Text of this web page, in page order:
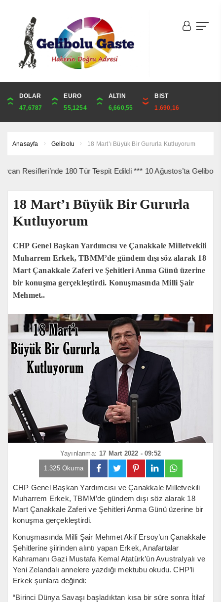
DOLAR
47,6787
EURO
55,1254
ALTIN
6,660,55
BIST
1.690,16
ONS
4,341,81
ALTIN
6,660,55
ÇEYREK
10,889,99
CUMHURİYET
44,750,00
Anasayfa Gelibolu 18 Mart’ı Büyük Bir Gururla Kutluyorum
180 Tür Tespit Edildi *** 10 Ağustos’ta Gelibolu
18 Mart’ı Büyük Bir Gururla
Kutluyorum
CHP Genel Başkan Yardımcısı ve Çanakkale Milletvekili
Muharrem Erkek, TBMM’de gündem dışı söz alarak 18
Mart Çanakkale Zaferi ve Şehitleri Anma Günü üzerine
bir konuşma gerçekleştirdi. Konuşmasında Milli Şair
Mehmet..
Yayınlanma: 17 Mart 2022 - 09:52
1.325 Okuma
CHP Genel Başkan Yardımcısı ve Çanakkale Milletvekili
Muharrem Erkek, TBMM’de gündem dışı söz alarak 18
Mart Çanakkale Zaferi ve Şehitleri Anma Günü üzerine bir
konuşma gerçekleştirdi.
Konuşmasında Milli Şair Mehmet Akif Ersoy’un Çanakkale
Şehitlerine şiirinden alıntı yapan Erkek, Anafartalar
Kahramanı Gazi Mustafa Kemal Atatürk’ün Avustralyalı ve
Yeni Zelandalı annelere yazdığı mektubu okudu. CHP’li
Erkek şunlara değindi:
“Birinci Dünya Savaşı başladıktan kısa bir süre sonra İtilaf